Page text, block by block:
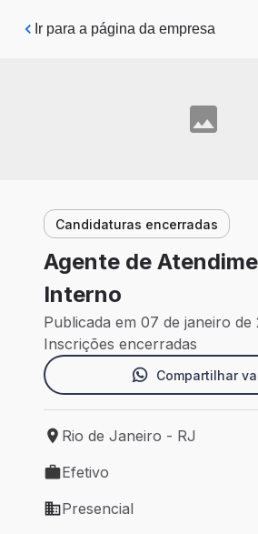
Pular para o conteúdo principal
Ir para a página da empresa
Candidaturas encerradas
Agente de
Interno
Publicada em 07 de janeiro de
Inscrições encerradas
Compartilhar
Local de trabalho: Rio de
Rio de Janeiro - RJ
Tipo de vaga: Efetivo
Efetivo
Modelo de trabalho: Presencial
Presencial